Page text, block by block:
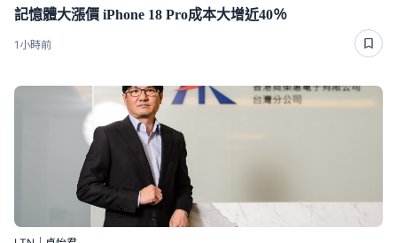
記憶體大漲價 iPhone 18 Pro成本大增近40％
1小時前